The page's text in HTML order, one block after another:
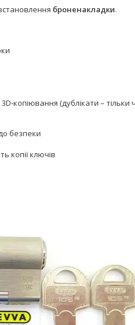
броненакладки.
копіювання (дублікати –
безпеки
копії ключів